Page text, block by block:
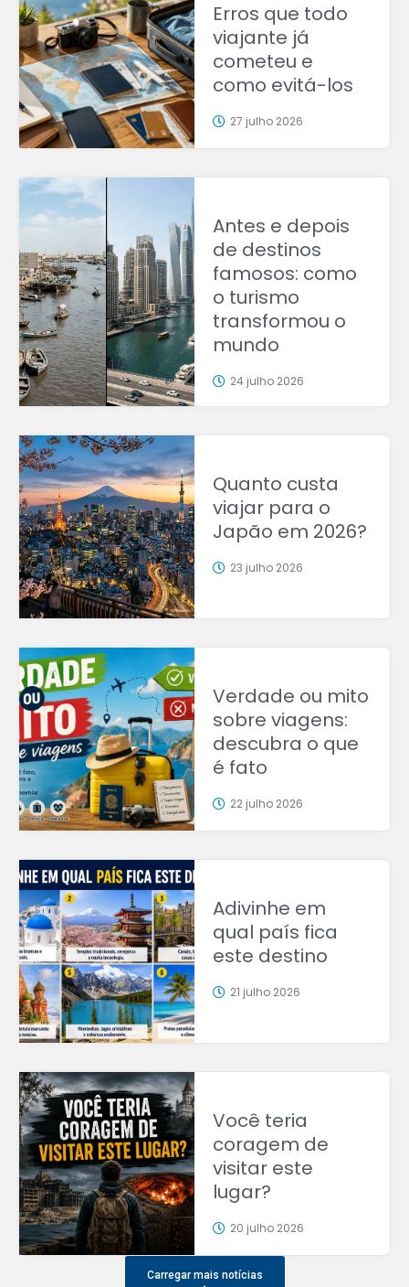
Erros que todo
viajante já
cometeu e
como evitá-los
27 julho 2026
Antes e depois
de destinos
famosos: como
o turismo
transformou o
mundo
24 julho 2026
Quanto custa
viajar para o
Japão em 2026?
23 julho 2026
Verdade ou mito
sobre viagens:
descubra o que
é fato
22 julho 2026
Adivinhe em
qual país fica
este destino
21 julho 2026
Você teria
coragem de
visitar este
lugar?
20 julho 2026
Carregar mais notícias